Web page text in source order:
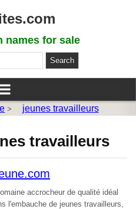
names for sale
> jeunes travailleurs
travailleurs
accrocheur de qualité idéal
l'embauche de jeunes travailleurs,